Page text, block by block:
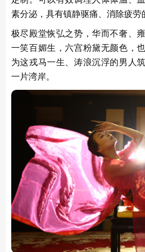
素分泌，具有镇静驱痛、消除疲劳
极尽殿堂恢弘之势，华而不奢、
一笑百媚生，六宫粉黛无颜色，
为这戎马一生、涛浪沉浮的男人
一片湾岸。